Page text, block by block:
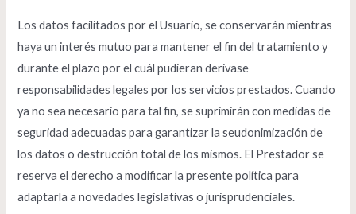
Los datos facilitados por el Usuario, se conservarán mientras
haya un interés mutuo para mantener el fin del tratamiento y
durante el plazo por el cuál pudieran derivase
responsabilidades legales por los servicios prestados. Cuando
ya no sea necesario para tal fin, se suprimirán con medidas de
seguridad adecuadas para garantizar la seudonimización de
los datos o destrucción total de los mismos. El Prestador se
reserva el derecho a modificar la presente política para
adaptarla a novedades legislativas o jurisprudenciales.